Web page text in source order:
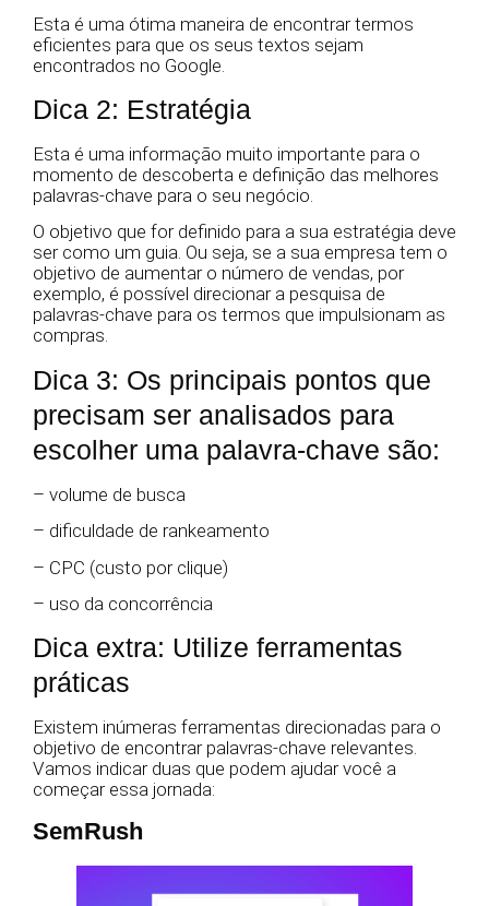
Esta é uma ótima maneira de encontrar termos
eficientes para que os seus textos sejam
encontrados no Google.
Dica 2: Estratégia
Esta é uma informação muito importante para o
momento de descoberta e definição das melhores
palavras-chave para o seu negócio.
O objetivo que for definido para a sua estratégia deve
ser como um guia. Ou seja, se a sua empresa tem o
objetivo de aumentar o número de vendas, por
exemplo, é possível direcionar a pesquisa de
palavras-chave para os termos que impulsionam as
compras.
Dica 3: Os principais pontos que
precisam ser analisados para
escolher uma palavra-chave são:
– volume de busca
– dificuldade de rankeamento
– CPC (custo por clique)
– uso da concorrência
Dica extra: Utilize ferramentas
práticas
Existem inúmeras ferramentas direcionadas para o
objetivo de encontrar palavras-chave relevantes.
Vamos indicar duas que podem ajudar você a
começar essa jornada:
SemRush